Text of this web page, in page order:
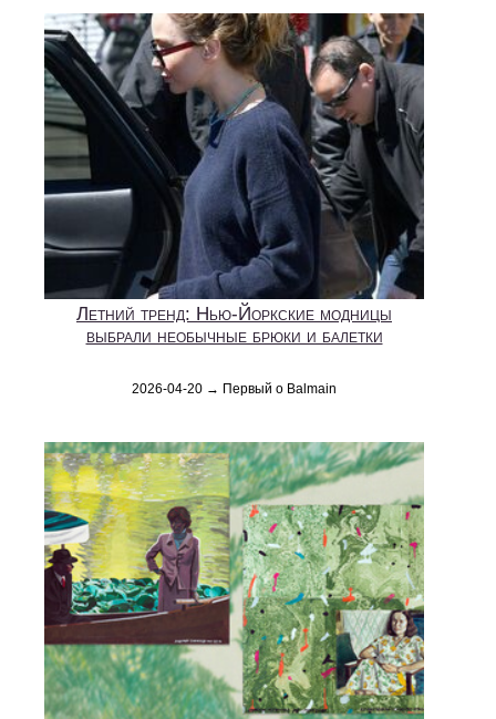
Летний тренд: Нью-Йоркские модницы
выбрали необычные брюки и балетки
2026-04-20 → Первый о Balmain